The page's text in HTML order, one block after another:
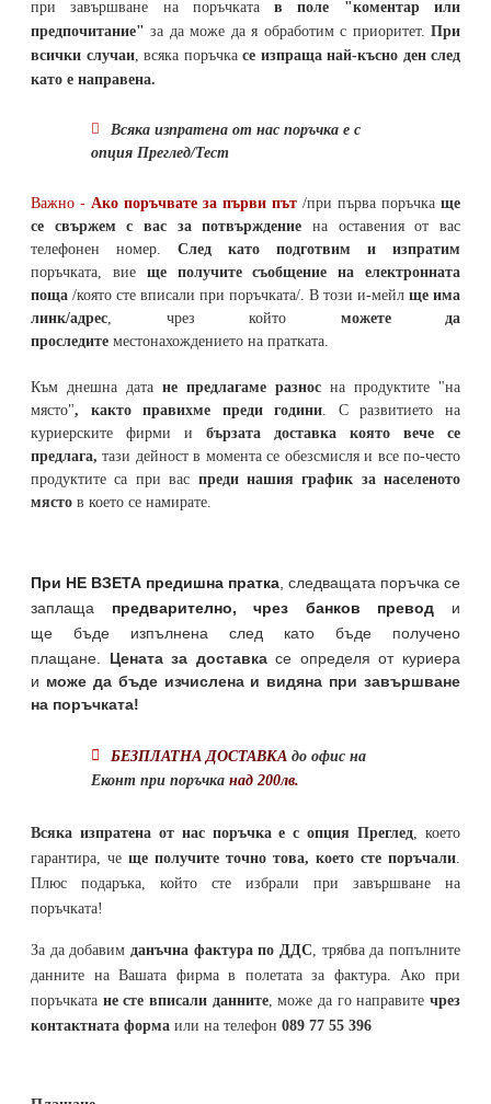
при завършване на поръчкатав поле "коментар или
предпочитание" за да може да я обработим с приоритет. При
всички случаи, всяка поръчка се изпраща най-късно ден след
като е направена.
Всяка изпратена от нас поръчка е с
опция Преглед/Тест
Важно - Ако поръчвате за първи път /при първа поръчка ще
се свържем с вас за потвърждение на оставения от вас
телефонен номер
След като подготвим и изпратим
поръчката, вие ще получите съобщение на електронната
поща /която сте вписали при поръчката/. В този и-мейл ще има
линк/адрес , чрез който можете да
проследите местонахождението на пратката
Към днешна дата не предлагаме разнос на продуктите "на
място", както правихме преди години . С развитието на
куриерските фирми и бързата доставка която вече се
предлага, тази дейност в момента се обезсмисля и все по-често
продуктите са при вас преди нашия график за населеното
място в което се намирате.
При НЕ ВЗЕТА предишна пратка следващата поръчка се
заплаща предварително, чрез банков превод и
ще бъде изпълнена след като бъде получено
плащане. Цената за доставкасе определя от куриера
и може да бъде изчислена и видяна при завършване
на поръчката!
БЕЗПЛАТНА ДОСТАВКА до офис на
Еконт при поръчка над 200лв.
Всяка изпратена от нас поръчка е с опция Преглед , което
гарантира, че ще получите точно това, което сте поръчали
Плюс подаръка, който сте избрали при завършване на
поръчката!
За да добавим данъчна фактура по ДДС , трябва да попълните
данните на Вашата фирма в полетата за фактура. Ако при
поръчката не сте вписали данните, може да го направитечрез
контактната форма или на телефон 089 77 55 396